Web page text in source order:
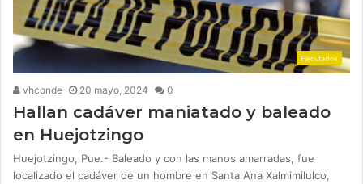
Ejecutados
vhconde 20 mayo, 2024 0
Hallan cadáver maniatado y baleado
en Huejotzingo
Huejotzingo, Pue.- Baleado y con las manos amarradas, fue
localizado el cadáver de un hombre en Santa Ana Xalmimilulco,